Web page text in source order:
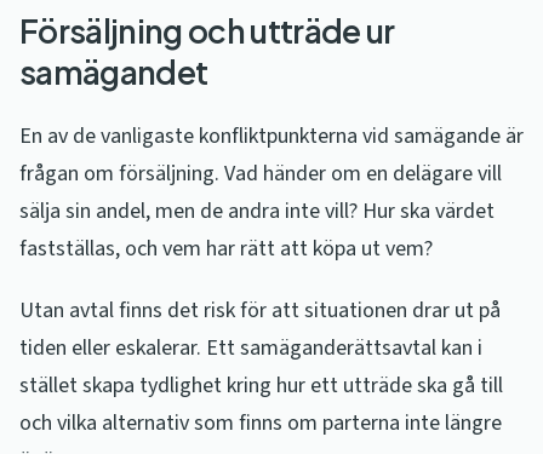
Försäljning och utträde ur
samägandet
En av de vanligaste konfliktpunkterna vid samägande är
frågan om försäljning. Vad händer om en delägare vill
sälja sin andel, men de andra inte vill? Hur ska värdet
fastställas, och vem har rätt att köpa ut vem?
Utan avtal finns det risk för att situationen drar ut på
tiden eller eskalerar. Ett samäganderättsavtal kan i
stället skapa tydlighet kring hur ett utträde ska gå till
och vilka alternativ som finns om parterna inte längre